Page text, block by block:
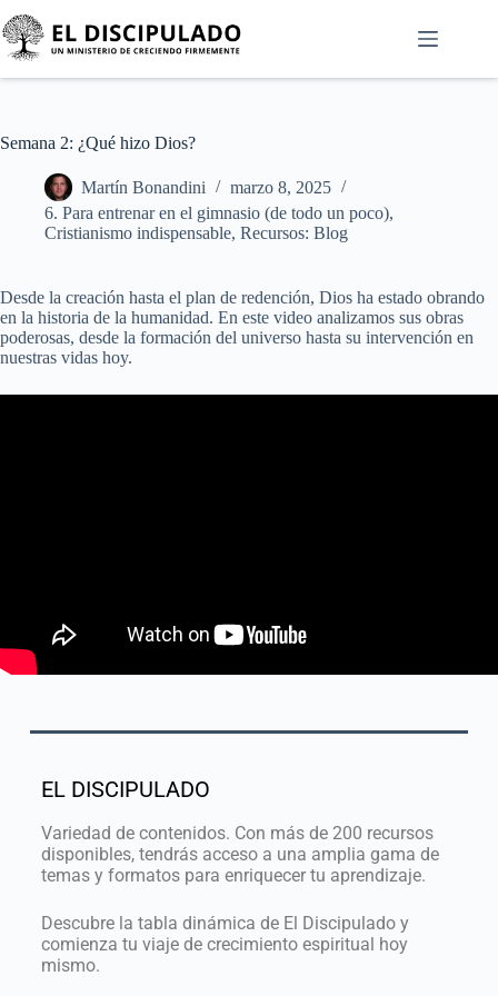
Semana 2: ¿Qué hizo Dios?
Martín Bonandini
marzo 8, 2025
6. Para entrenar en el gimnasio (de todo un poco),
Cristianismo indispensable, Recursos: Blog
Desde la creación hasta el plan de redención, Dios ha estado obrando
en la historia de la humanidad. En este video analizamos sus obras
poderosas, desde la formación del universo hasta su intervención en
nuestras vidas hoy.
EL DISCIPULADO
Variedad de contenidos. Con más de 200 recursos
disponibles, tendrás acceso a una amplia gama de
temas y formatos para enriquecer tu aprendizaje.
Descubre la tabla dinámica de El Discipulado y
comienza tu viaje de crecimiento espiritual hoy
mismo.